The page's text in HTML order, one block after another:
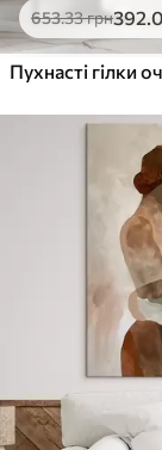
.00грн
✓Яскраві,
Безпечне
Поверхня з
Екологічний
653.33грн392
Пухнасті гілки